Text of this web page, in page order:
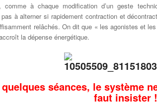
comme à chaque modification d’un geste
à alterner si rapidement contraction et
relâchés. On dit que « les agonistes et
la dépense énergétique.
séances, le système
faut insister